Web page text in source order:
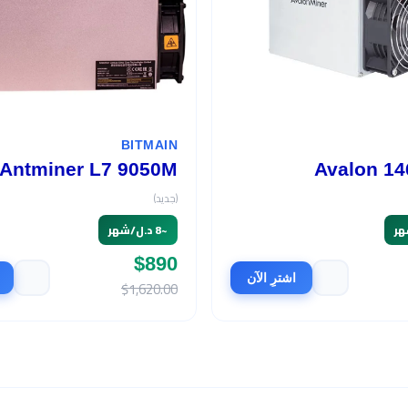
Avalon
اشترِ الآن
BITMAIN
Antminer L7 9050M
(جديد)
~8 د.ل/شهر
$890
$1,620.00